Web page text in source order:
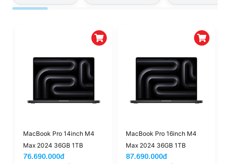
MacBook Pro 14inch M4
Max 2024 36GB 1TB
(14CPU-32GPU) | New
76.690.000đ
MacBook Pro 16inch M4
Max 2024 36GB 1TB
(14CPU-32GPU) | New
87.690.000đ